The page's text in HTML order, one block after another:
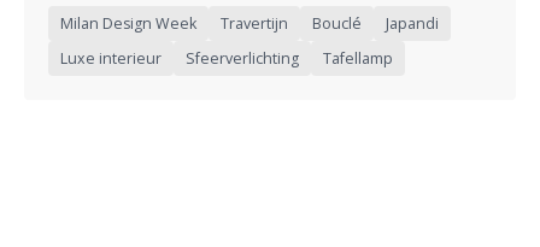
Milan Design Week Travertijn Bouclé
Japandi
Luxe interieur
Sfeerverlichting Tafellamp